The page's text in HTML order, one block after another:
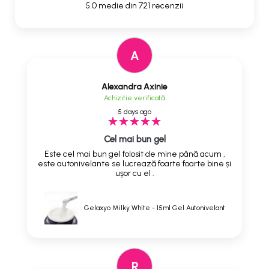
5.0 medie din 721 recenzii
A
Alexandra Axinie
Achizitie verificată
5 days ago
Cel mai bun gel
Este cel mai bun gel folosit de mine până acum ,
este autonivelante se lucrează foarte foarte bine și
ușor cu el .
Gelaxyo Milky White - 15ml Gel Autonivelant